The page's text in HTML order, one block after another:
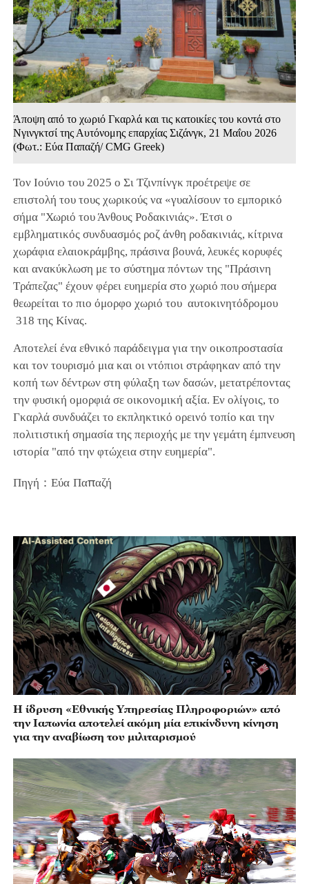
Άποψη από το χωριό Γκαρλά και τις κατοικίες του κοντά στο
Νγινγκτσί της Αυτόνομης επαρχίας Σιζάνγκ, 21 Μαΐου 2026
(Φωτ.: Εύα Παπαζή/ CMG Greek)
Τον Ιούνιο του 2025 ο Σι Τζινπίνγκ προέτρεψε σε
επιστολή του τους χωρικούς να «γυαλίσουν το εμπορικό
σήμα "Χωριό του Άνθους Ροδακινιάς». Έτσι ο
εμβληματικός συνδυασμός ροζ άνθη ροδακινιάς, κίτρινα
χωράφια ελαιοκράμβης, πράσινα βουνά, λευκές κορυφές
και ανακύκλωση με το σύστημα πόντων της "Πράσινη
Τράπεζας" έχουν φέρει ευημερία στο χωριό που σήμερα
θεωρείται το πιο όμορφο χωριό του αυτοκινητόδρομου
318 της Κίνας.
Αποτελεί ένα εθνικό παράδειγμα για την οικοπροστασία
και τον τουρισμό μια και οι ντόπιοι στράφηκαν από την
κοπή των δέντρων στη φύλαξη των δασών, μετατρέποντας
την φυσική ομορφιά σε οικονομική αξία. Εν ολίγοις, το
Γκαρλά συνδυάζει το εκπληκτικό ορεινό τοπίο και την
πολιτιστική σημασία της περιοχής με την γεμάτη έμπνευση
ιστορία "από την φτώχεια στην ευημερία".
Πηγή：Εύα Παπαζή
Η ίδρυση «Εθνικής Υπηρεσίας Πληροφοριών» από
την Ιαπωνία αποτελεί ακόμη μία επικίνδυνη κίνηση
για την αναβίωση του μιλιταρισμού